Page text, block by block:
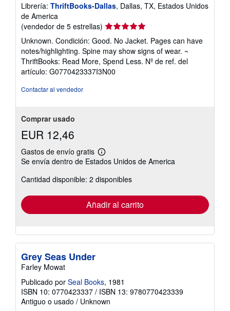
Librería: ThriftBooks-Dallas, Dallas, TX, Estados Unidos
de America
(vendedor de 5 estrellas) Calificación
del
vendedor:
5
de
5
Unknown. Condición: Good. No Jacket. Pages can have
notes/highlighting. Spine may show signs of wear. ~
ThriftBooks: Read More, Spend Less. Nº de ref. del
artículo: G0770423337I3N00
Contactar al vendedor
Comprar usado
EUR 12,46
Gastos de envío gratis
Más
información
las
tarifas
envío
Se envía dentro de Estados Unidos de America
Cantidad disponible: 2 disponibles
Añadir al carrito
Grey Seas Under
Farley Mowat
Publicado por Seal Books, 1981
ISBN 10: 0770423337 / ISBN 13: 9780770423339
Antiguo o usado / Unknown